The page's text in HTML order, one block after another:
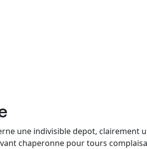
une indivisible depot, clairement
chaperonne pour tours